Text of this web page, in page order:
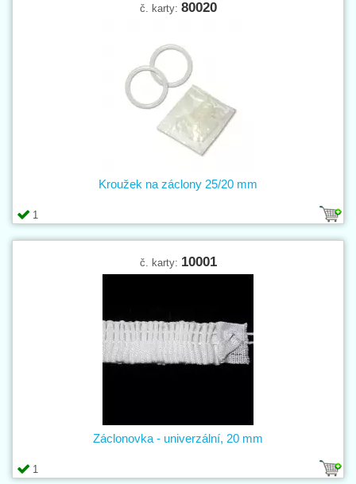
č. karty: 80020
1
Kroužek na záclony 25/20 mm
č. karty: 10001
1
Záclonovka - univerzální, 20 mm